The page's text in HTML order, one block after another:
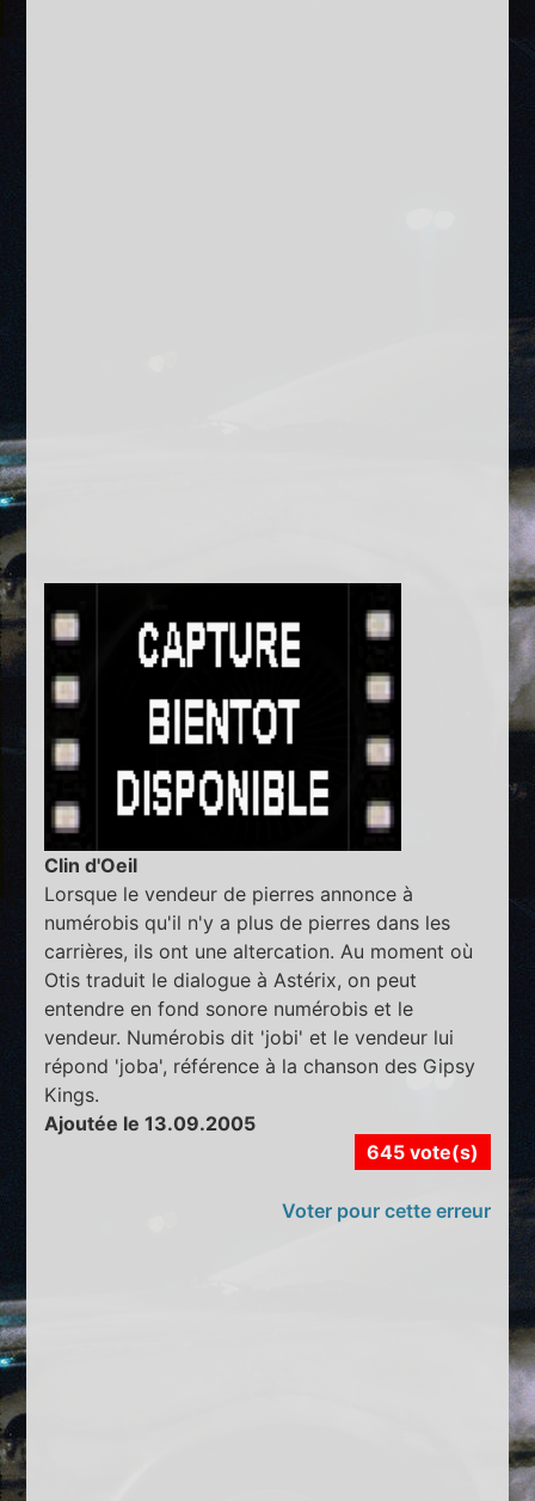
Clin d'Oeil
Lorsque le vendeur de pierres annonce à
numérobis qu'il n'y a plus de pierres dans les
carrières, ils ont une altercation. Au moment où
Otis traduit le dialogue à Astérix, on peut
entendre en fond sonore numérobis et le
vendeur. Numérobis dit 'jobi' et le vendeur lui
répond 'joba', référence à la chanson des Gipsy
Kings.
Ajoutée le 13.09.2005
645 vote(s)
Voter pour cette erreur